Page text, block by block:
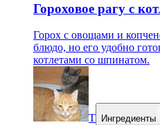
Гороховое рагу с
Горох с овощами и
блюдо, но его удобно
котлетами со шпинатом.
Т Ингредиенты